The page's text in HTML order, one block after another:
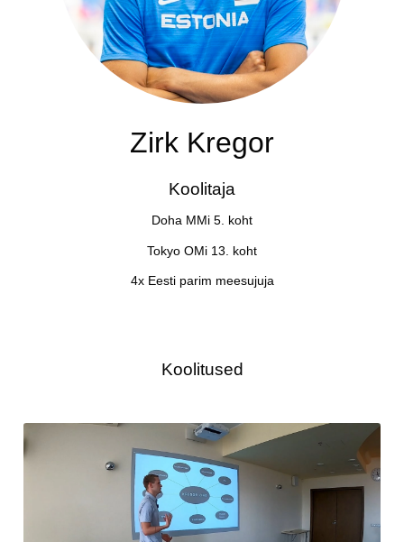
Zirk Kregor
Koolitaja
Doha MMi 5. koht
Tokyo OMi 13. koht
4x Eesti parim meesujuja
Koolitused